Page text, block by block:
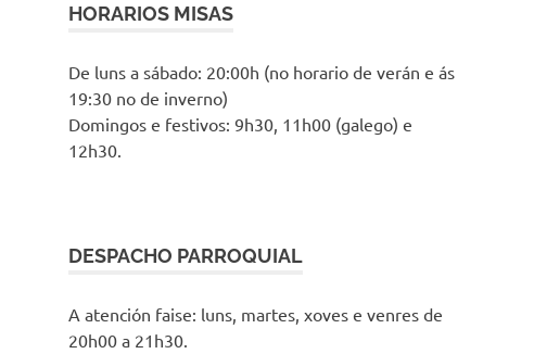
HORARIOS MISAS
De luns a sábado: 20:00h (no horario de verán e ás
19:30 no de inverno)
Domingos e festivos: 9h30, 11h00 (galego) e
12h30.
DESPACHO PARROQUIAL
A atención faise: luns, martes, xoves e venres de
20h00 a 21h30.